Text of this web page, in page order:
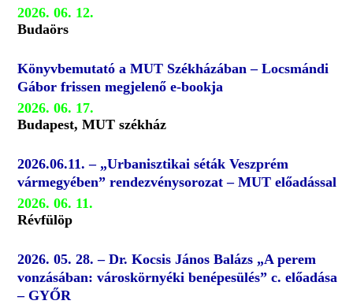
2026. 06. 12.
Budaörs
Könyvbemutató a MUT Székházában – Locsmándi
Gábor frissen megjelenő e-bookja
2026. 06. 17.
Budapest, MUT székház
2026.06.11. – „Urbanisztikai séták Veszprém
vármegyében” rendezvénysorozat – MUT előadással
2026. 06. 11.
Révfülöp
2026. 05. 28. – Dr. Kocsis János Balázs „A perem
vonzásában: városkörnyéki benépesülés” c. előadása
– GYŐR